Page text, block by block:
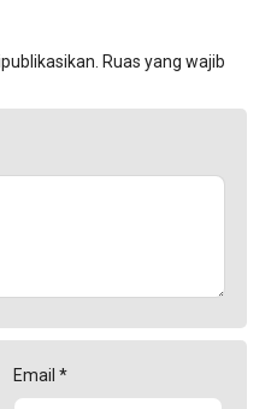
Ruas yang wajib
Email *